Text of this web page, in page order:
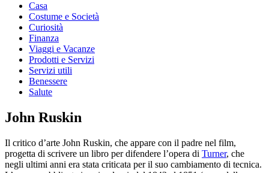
Casa
Costume e Società
Curiosità
Finanza
Viaggi e Vacanze
Prodotti e Servizi
Servizi utili
Benessere
Salute
John Ruskin
Il critico d’arte John Ruskin, che appare con il padre nel film,
progetta di scrivere un libro per difendere l’opera di Turner, che
negli ultimi anni era stata criticata per il suo cambiamento di tecnica.